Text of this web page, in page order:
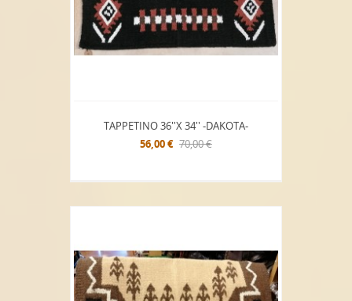
TAPPETINO 36''x 34'' -DAKOTA-
56,00 € 70,00 €